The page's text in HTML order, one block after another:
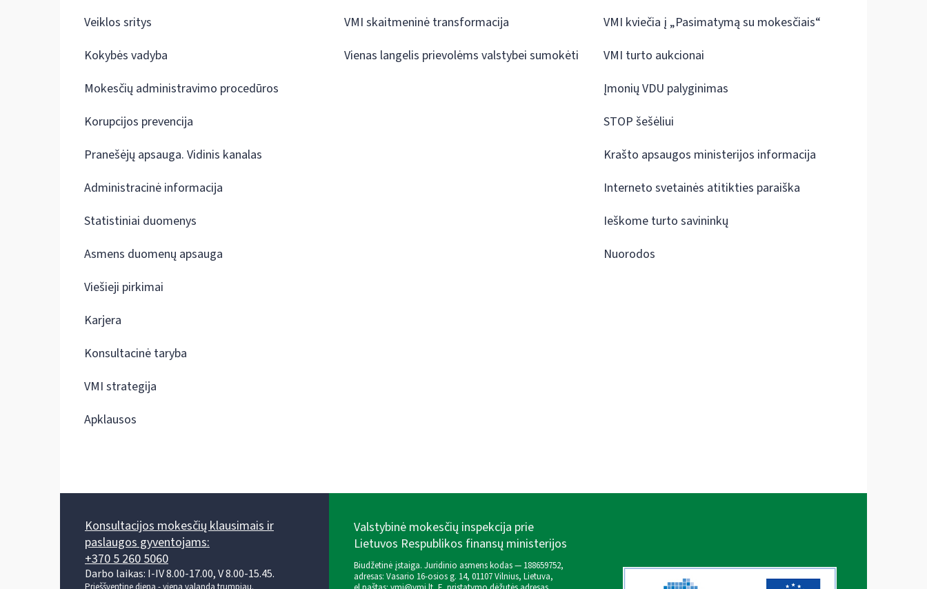
Veiklos sritys
Kokybės vadyba
Mokesčių administravimo procedūros
Korupcijos prevencija
Pranešėjų apsauga. Vidinis kanalas
Administracinė informacija
Statistiniai duomenys
Asmens duomenų apsauga
Viešieji pirkimai
Karjera
Konsultacinė taryba
VMI strategija
Apklausos
VMI skaitmeninė transformacija
Vienas langelis prievolėms valstybei sumokėti
VMI kviečia į „Pasimatymą su mokesčiais“
VMI turto aukcionai
Įmonių VDU palyginimas
STOP šešėliui
Krašto apsaugos ministerijos informacija
Interneto svetainės atitikties paraiška
Ieškome turto savininkų
Nuorodos
Konsultacijos mokesčių klausimais ir
paslaugos gyventojams:
+370 5 260 5060
Darbo laikas: I-IV 8.00-17.00, V 8.00-15.45.
Valstybinė mokesčių inspekcija prie
Lietuvos Respublikos finansų ministerijos
Biudžetinė įstaiga. Juridinio asmens kodas — 188659752,
adresas: Vasario 16-osios g. 14, 01107 Vilnius, Lietuva,